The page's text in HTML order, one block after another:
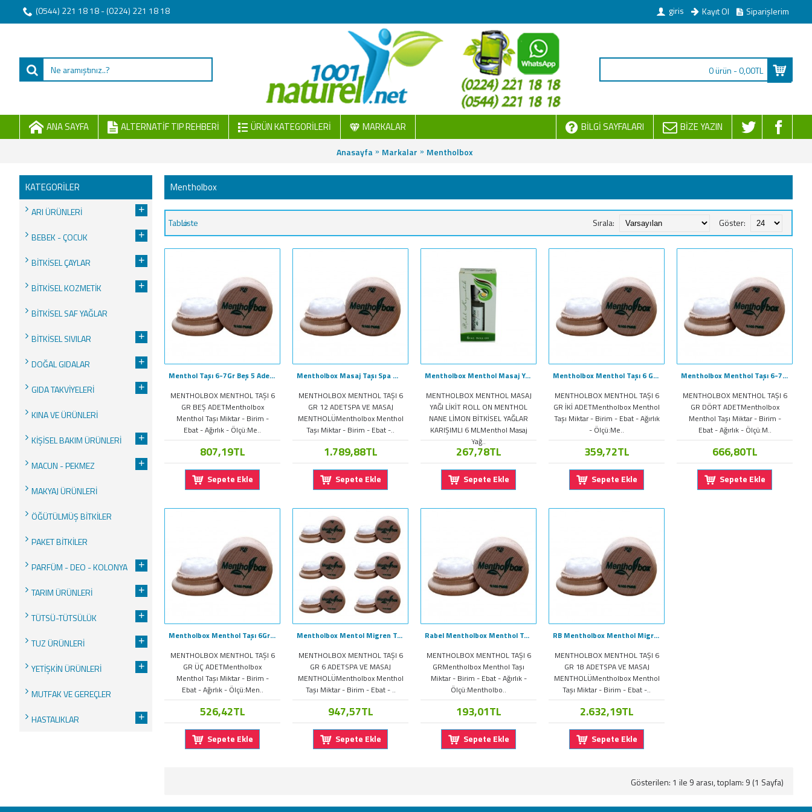
(0544) 221 18 18 - (0224) 221 18 18 giris Kayıt Ol Siparişlerim
0 ürün - 0,00TL
ANA SAYFA ALTERNATIF TIP REHBERI ÜRÜN KATEGORİLERİ MARKALAR BIZE YAZIN
BILGI SAYFALARI
Anasayfa Markalar Mentholbox
KATEGORİLER
ARI ÜRÜNLERİ +
BEBEK - ÇOCUK +
BİTKİSEL ÇAYLAR +
BİTKİSEL KOZMETİK +
BİTKİSEL SAF YAĞLAR
BİTKİSEL SIVILAR
+
DOĞAL GIDALAR +
GIDA TAKVİYELERİ +
KINA VE ÜRÜNLERİ
KİŞİSEL BAKIM ÜRÜNLERİ
+
MACUN - PEKMEZ +
MAKYAJ ÜRÜNLERİ
ÖĞÜTÜLMÜŞ BİTKİLER
PAKET BİTKİLER
PARFÜM - DEO - KOLONYA
+
TARIM ÜRÜNLERİ +
TÜTSÜ-TÜTSÜLÜK +
TUZ ÜRÜNLERİ +
YETİŞKİN ÜRÜNLERİ +
MUTFAK VE GEREÇLER
HASTALIKLAR
+
Mentholbox
TabloListe Göster:
Sırala:
Menthol Taşı 6-7Gr Beş 5 Adet Migren Mentol Mentolbox Mentholbox
MENTHOLBOX MENTHOL TAŞI 6
GR BEŞ ADETMentholbox
Menthol Taşı Miktar - Birim -
Ebat - Ağırlık - Ölçü:Me..
807,19TL
Sepete Ekle
Mentholbox Masaj Taşı Spa Mentolü 6G x 12Ad Menthol Migren Taşı
MENTHOLBOX MENTHOL TAŞI 6
GR 12 ADETSPA VE MASAJ
MENTHOLÜMentholbox Menthol
Taşı Miktar - Birim - Ebat -..
1.789,88TL
Sepete Ekle
Mentholbox Menthol Masaj Yağı Likit RollOn Mentol Nane Yağlı 6ML
MENTHOLBOX MENTHOL MASAJ
YAĞI LİKİT ROLL ON MENTHOL
NANE LİMON BİTKİSEL YAĞLAR
KARIŞIMLI 6 MLMenthol Masaj
Yağ..
267,78TL
Sepete Ekle
Mentholbox Menthol Taşı 6 Gr İkili 2 Adet Doğal Mentol Taşı
MENTHOLBOX MENTHOL TAŞI 6
GR İKİ ADETMentholbox Menthol
Taşı Miktar - Birim - Ebat - Ağırlık
- Ölçü:Me..
359,72TL
Sepete Ekle
Mentholbox Menthol Taşı 6-7 Gr Dört 4 Adet Mentol Box
MENTHOLBOX MENTHOL TAŞI 6
GR DÖRT ADETMentholbox
Menthol Taşı Miktar - Birim -
Ebat - Ağırlık - Ölçü:M..
666,80TL
Sepete Ekle
Mentholbox Menthol Taşı 6Gr x 3 Adet Saf Doğal Mentol Taş
MENTHOLBOX MENTHOL TAŞI 6
GR ÜÇ ADETMentholbox
Menthol Taşı Miktar - Birim -
Ebat - Ağırlık - Ölçü:Men..
526,42TL
Sepete Ekle
Mentholbox Mentol Migren Taşı Spa ve Masaj Mentholü 6Gr X 6 Adet
MENTHOLBOX MENTHOL TAŞI 6
GR 6 ADETSPA VE MASAJ
MENTHOLÜMentholbox Menthol
Taşı Miktar - Birim - Ebat - ..
947,57TL
Sepete Ekle
Rabel Mentholbox Menthol Taşı Doğal Mentol Taşı 7 Gr.
MENTHOLBOX MENTHOL TAŞI 6
GRMentholbox Menthol Taşı
Miktar - Birim - Ebat - Ağırlık -
Ölçü:Mentholbo..
193,01TL
Sepete Ekle
RB Mentholbox Menthol Migren Taşı Spa Masaj Mentolü 6Gr X 18Adet
MENTHOLBOX MENTHOL TAŞI 6
GR 18 ADETSPA VE MASAJ
MENTHOLÜMentholbox Menthol
Taşı Miktar - Birim - Ebat -..
2.632,19TL
Sepete Ekle
Gösterilen: 1 ile 9 arası, toplam: 9 (1 Sayfa)